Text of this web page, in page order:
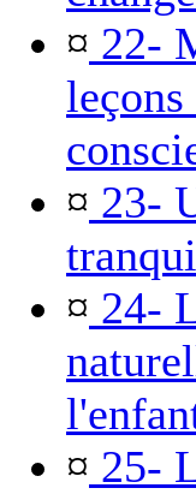
¤ 22-
¤ 23-
¤ 24-
¤ 25-